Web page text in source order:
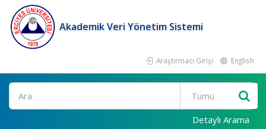
Akademik Veri Yönetim Sistemi
Araştırmacı Girişi English
Ara
Detaylı Arama